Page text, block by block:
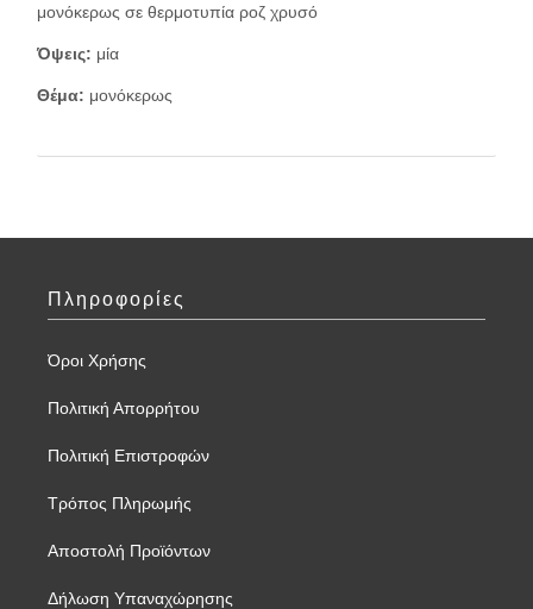
μονόκερως σε θερμοτυπία ροζ χρυσό
Όψεις: μία
Θέμα: μονόκερως
Πληροφορίες
Όροι Χρήσης
Πολιτική Απορρήτου
Πολιτική Επιστροφών
Τρόπος Πληρωμής
Αποστολή Προϊόντων
Δήλωση Υπαναχώρησης